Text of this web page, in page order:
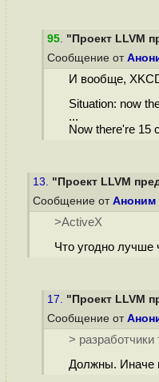
95. "Проект LLVM
Сообщение от
И вообще,
Situation: now
...
Now there're 15
13. "Проект LLVM
Сообщение от Аноним
>ActiveX
Что угодно лучше
17. "Проект LLVM
Сообщение от
>
Должны. Иначе